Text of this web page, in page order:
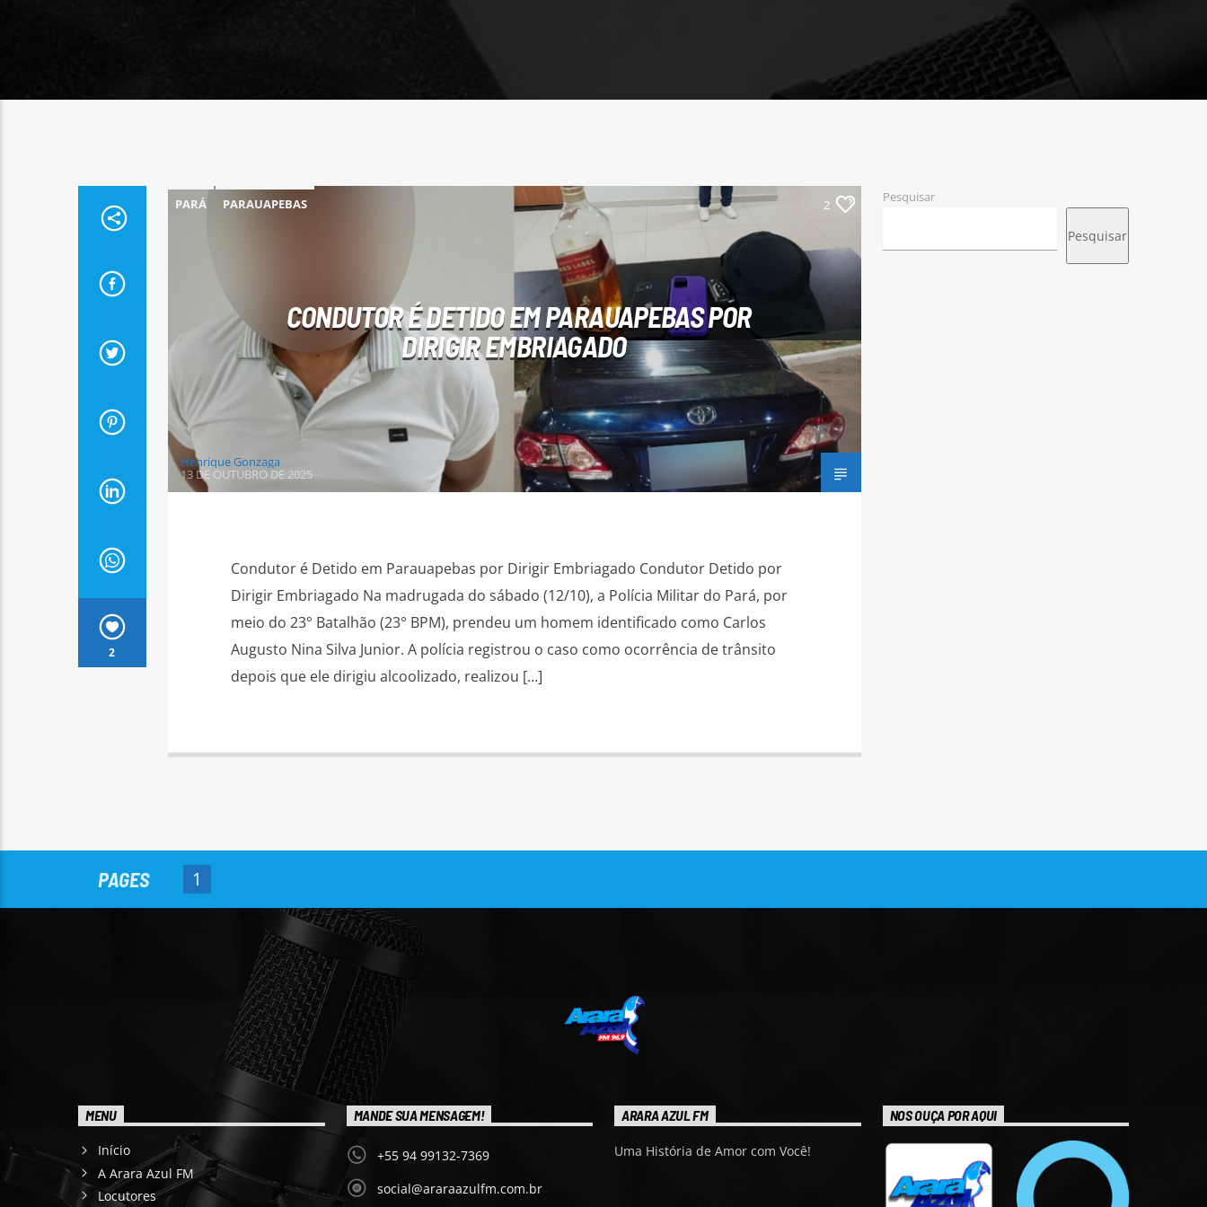
2
PARÁ PARAUAPEBAS 2
CONDUTOR É DETIDO EM PARAUAPEBAS POR
DIRIGIR EMBRIAGADO
Henrique Gonzaga
13 DE OUTUBRO DE 2025
Condutor é Detido em Parauapebas por Dirigir Embriagado Condutor Detido por
Dirigir Embriagado Na madrugada do sábado (12/10), a Polícia Militar do Pará, por
meio do 23° Batalhão (23° BPM), prendeu um homem identificado como Carlos
Augusto Nina Silva Junior. A polícia registrou o caso como ocorrência de trânsito
depois que ele dirigiu alcoolizado, realizou […]
Pesquisar
Pesquisar
PAGES 1
MENU
Início
A Arara Azul FM
Locutores
MANDE SUA MENSAGEM!
+55 94 99132-7369
social@araraazulfm.com.br
ARARA AZUL FM
Uma História de Amor com Você!
NOS OUÇA POR AQUI